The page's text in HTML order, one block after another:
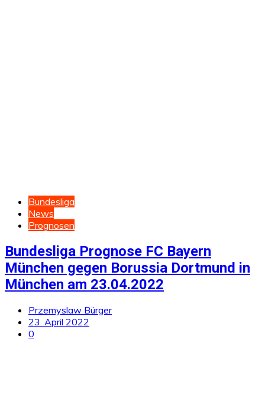
Bundesliga
News
Prognosen
Bundesliga Prognose FC Bayern
München gegen Borussia Dortmund in
München am 23.04.2022
Przemyslaw Bürger
23. April 2022
0